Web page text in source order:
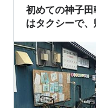
が温まりました
と…
初めての神子
はタクシーで